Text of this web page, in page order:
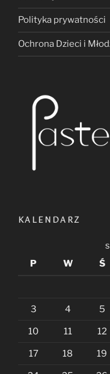
Polityka prywatności
Ochrona Dzieci i
KALENDARZ
P
W Ś
3 4 5
10 11 12
17 18 19